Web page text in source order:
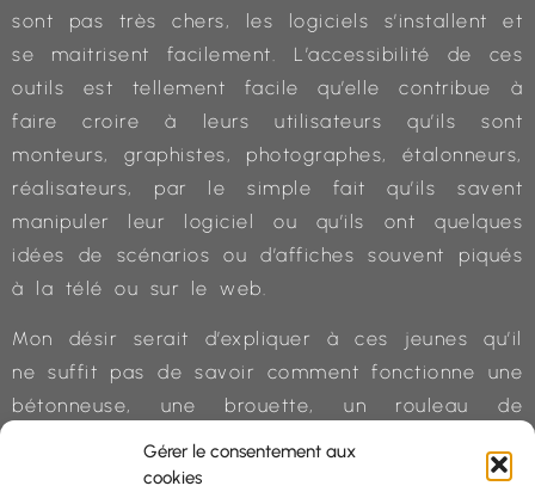
Gérer le consentement aux
cookies
sont pas très chers, les logiciels s’installent et
se maitrisent facilement. L’accessibilité de ces
outils est tellement facile qu’elle contribue à
faire croire à leurs utilisateurs qu’ils sont
monteurs, graphistes, photographes, étalonneurs,
réalisateurs, par le simple fait qu’ils savent
manipuler leur logiciel ou qu’ils ont quelques
idées de scénarios ou d’affiches souvent piqués
à la télé ou sur le web.
Mon désir serait d’expliquer à ces jeunes qu’il
ne suffit pas de savoir comment fonctionne une
bétonneuse, une brouette, un rouleau de
peinture et un chalumeau pour construire une